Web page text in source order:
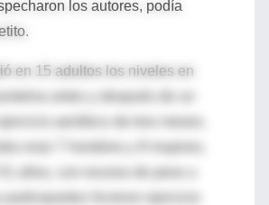
los autores, podía
en 15 adultos los niveles en
antes y después de un
aeróbico de tres meses.